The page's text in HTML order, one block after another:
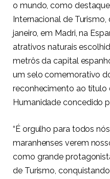
o mundo, como
Internacional de
janeiro, em Madri, na
atrativos naturais
metrôs da capital
um selo comemorativo
reconhecimento ao título
Humanidade concedido
“É orgulho para todos
maranhenses verem
como grande
de Turismo,